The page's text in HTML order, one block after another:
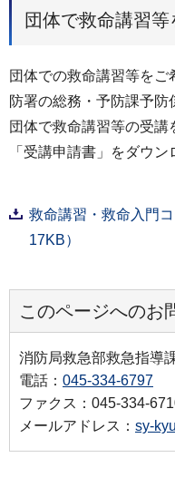
団体で救命講習
団体での救命講習等を
防署の総務・予防課予防
団体で救命講習等の受講
「受講申請書」をダウ
救命講習・救命入門
17KB）
このページへのお
消防局救急部救急指導
電話： 045-334-6797
ファクス：045-334-
メールアドレス： sy-